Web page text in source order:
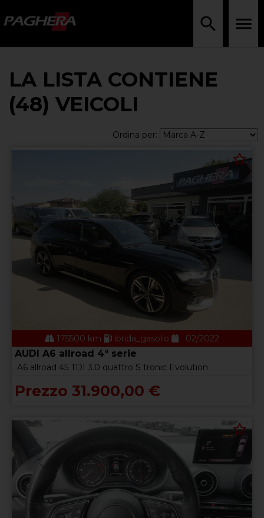
LA LISTA CONTIENE
(48) VEICOLI
Ordina per:
175500 km ibrida_gasolio 02/2022
AUDI A6 allroad 4ª serie
A6 allroad 45 TDI 3.0 quattro S tronic Evolution
Prezzo 31.900,00 €